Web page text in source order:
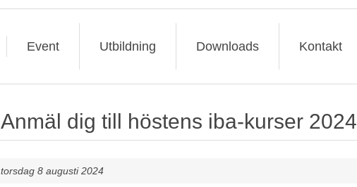
Event Utbildning Downloads Kontakt
Anmäl dig till höstens iba-kurser 2024
torsdag 8 augusti 2024